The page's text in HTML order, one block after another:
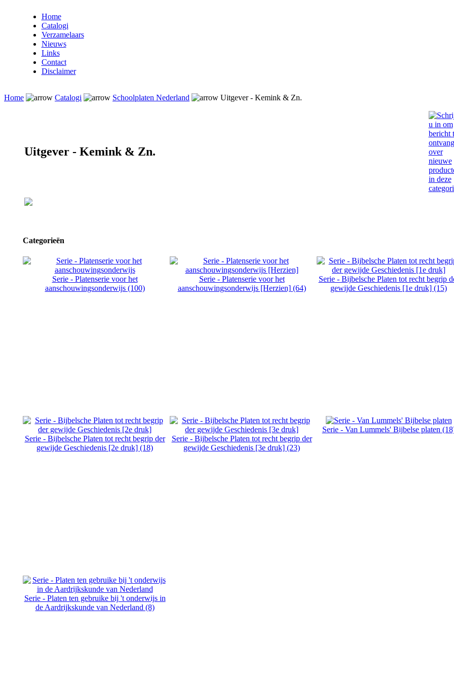
Home
Catalogi
Verzamelaars
Nieuws
Links
Contact
Disclaimer
Home Catalogi Schoolplaten Nederland Uitgever - Kemink & Zn.
Uitgever - Kemink & Zn.
Categorieën
Serie - Platenserie voor het
aanschouwingsonderwijs (100)
Serie - Platenserie voor het
aanschouwingsonderwijs [Herzien] (64)
Serie - Bijbelsche Platen tot recht begrip
gewijde Geschiedenis [1e druk] (15)
Serie - Bijbelsche Platen tot recht begrip der
gewijde Geschiedenis [2e druk] (18)
Serie - Bijbelsche Platen tot recht begrip der
gewijde Geschiedenis [3e druk] (23)
Serie - Van Lummels' Bijbelse platen
Serie - Platen ten gebruike bij 't onderwijs in
de Aardrijkskunde van Nederland (8)